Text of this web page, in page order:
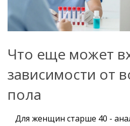
Что еще может
зависимости от
пола
Для женщин старше 40 -